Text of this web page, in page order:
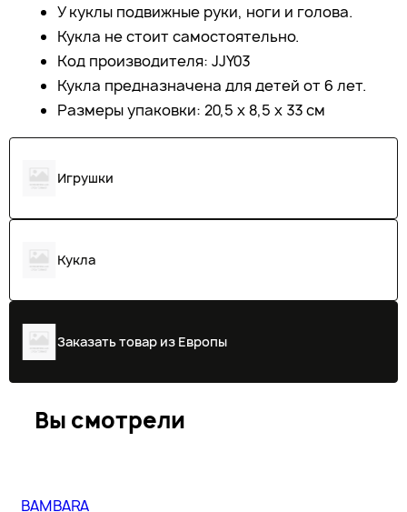
У куклы подвижные руки, ноги и голова.
Кукла не стоит самостоятельно.
Код производителя: JJY03
Кукла предназначена для детей от 6 лет.
Размеры упаковки: 20,5 x 8,5 x 33 см
Игрушки
Кукла
Заказать товар из Европы
Вы смотрели
BAMBARA